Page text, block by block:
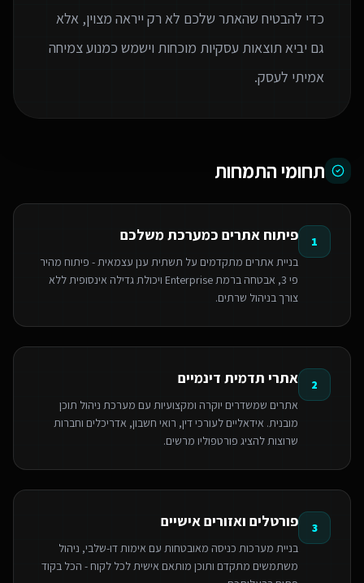
כדי להבטיח שהאתר שלכם לא רק ייראה מצוין, אלא
גם יביא תוצאות עסקיות מוכחות וישמש כמנוע צמיחה
אמיתי לעסק.
תחומי התמחות
1 פיתוח אתרים כמערכת משלכם
בניית אתרים מתקדמים על תשתית ענן עצמאית - פיתוח מהיר
פי 3, אבטחה ברמת Enterprise ויכולת גדילה אינסופית ללא
צורך בניהול שרתים.
2 אתרי תדמית דינמיים
אתרים שמשדרים יוקרה ומקצועיות עם מערכת ניהול תוכן
מובנית. אידאליים לעורכי דין, רואי חשבון, אדריכלים וחברות
שרוצות להציג פורטפוליו מרשים.
3 פורטלים ואזורים אישיים
בניית מערכות כניסה מאובטחות עם אימות דו-שלבי, ניהול
משתמשים מתקדם ותוכן מותאם אישית לכל לקוח - הכל בקוד